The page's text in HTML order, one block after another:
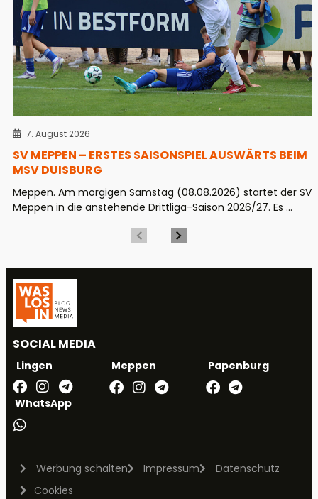
7. August 2026
SV MEPPEN – ERSTES SAISONSPIEL AUSWÄRTS BEIM
MSV DUISBURG
Meppen. Am morgigen Samstag (08.08.2026) startet der SV
Meppen in die anstehende Drittliga-Saison 2026/27. Es ...
SOCIAL MEDIA
Lingen Meppen Papenburg
WhatsApp
Werbung schalten Impressum
Datenschutz
Cookies